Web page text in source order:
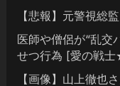
【悲報】元警視総
医師や僧侶が“乱交
せつ行為 [愛の戦
【画像】山上徹也